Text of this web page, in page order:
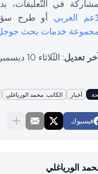
في التّعليقات،
العربي أو طرح
خدمات بحث
تعديل: الثّلاثاء 10 ديسمبر 2024
أخبار الكاتب: محمد الورياغلي
فيسبوك
الورياغلي